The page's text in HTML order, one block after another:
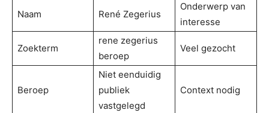
Naam René Zegerius
Onderwerp van
interesse
Zoekterm
rene zegerius
beroep
Veel gezocht
Beroep
Niet eenduidig
publiek
vastgelegd
Context nodig